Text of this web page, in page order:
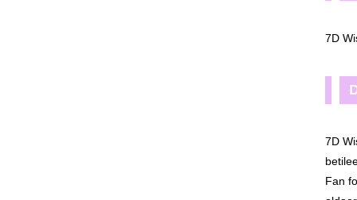
7D
7D
Fan